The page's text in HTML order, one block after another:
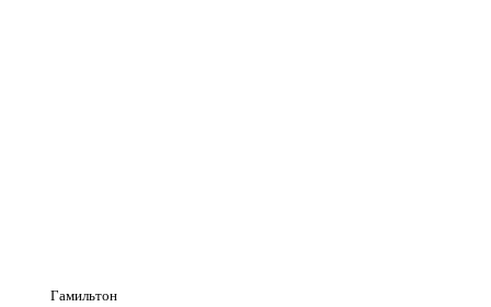
Гамильтон